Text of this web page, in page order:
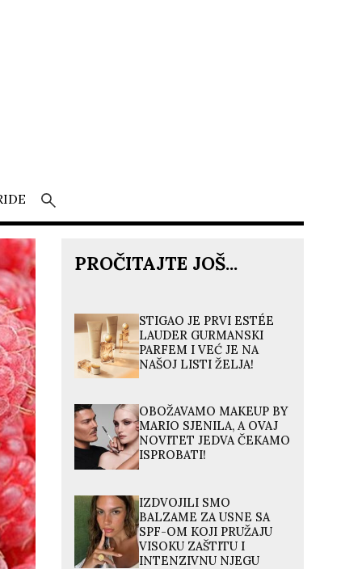
PROČITAJTE JOŠ...
STIGAO JE PRVI ESTÉE
LAUDER GURMANSKI
PARFEM I VEĆ JE NA
NAŠOJ LISTI ŽELJA!
OBOŽAVAMO MAKEUP BY
MARIO SJENILA, A OVAJ
NOVITET JEDVA ČEKAMO
ISPROBATI!
IZDVOJILI SMO
BALZAME ZA USNE SA
SPF-OM KOJI PRUŽAJU
VISOKU ZAŠTITU I
INTENZIVNU NJEGU